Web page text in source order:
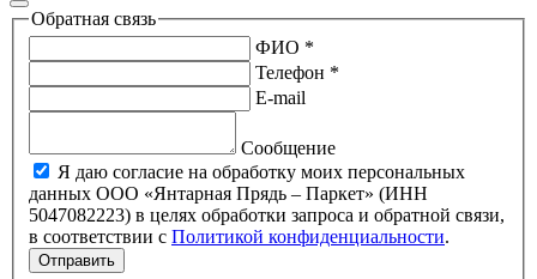
Обратная связь
ФИО *
Телефон *
E-mail
Сообщение
Я даю согласие на обработку моих персональных
данных ООО «Янтарная Прядь – Паркет» (ИНН
5047082223) в целях обработки запроса и обратной связи,
в соответствии с Политикой конфиденциальности.
Отправить